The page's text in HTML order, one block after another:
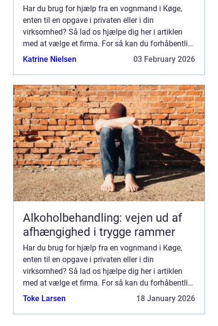
Har du brug for hjælp fra en vognmand i Køge,
enten til en opgave i privaten eller i din
virksomhed? Så lad os hjælpe dig her i artiklen
med at vælge et firma. For så kan du forhåbentlig
også hurtigere komme i mål med det, der skal
Katrine Nielsen 03 February 2026
Alkoholbehandling: vejen ud af
afhængighed i trygge rammer
Har du brug for hjælp fra en vognmand i Køge,
enten til en opgave i privaten eller i din
virksomhed? Så lad os hjælpe dig her i artiklen
med at vælge et firma. For så kan du forhåbentlig
også hurtigere komme i mål med det, der skal
Toke Larsen 18 January 2026